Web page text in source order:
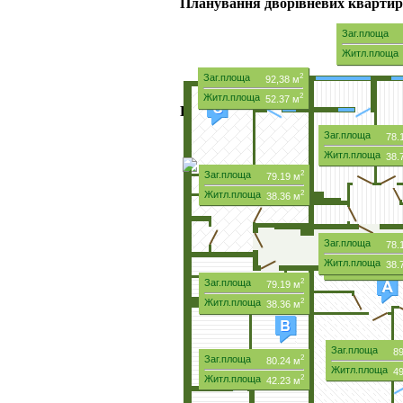
Заг.площа
Житл.площа
Заг.площа 92,38 м2
Житл.площа 52.37 м2
Заг.площа
Житл.площа
Заг.площа
Житл.площа
Заг.площа 80.24 м2
Житл.площа 42.23 м2
Заг.площа 79.19 м2
Житл.площа 38.36 м2
Заг.площа
Житл.площа
Планування дворівневих квартир
Заг.площа 79.19 м2
Житл.площа 38.36 м2
Заг.площа
Житл.площа